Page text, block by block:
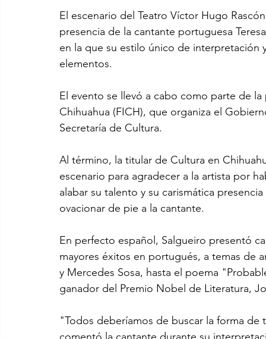
El escenario del Teatro Víctor Hugo
presencia de la cantante portuguesa
en la que su estilo único de
elementos.
El evento se llevó a cabo como parte de
Chihuahua (FICH), que organiza el
Secretaría de Cultura.
Al término, la titular de Cultura en
escenario para agradecer a la artista por
alabar su talento y su carismática
ovacionar de pie a la cantante.
En perfecto español, Salgueiro presentó
mayores éxitos en portugués, a temas de
y Mercedes Sosa, hasta el poema
ganador del Premio Nobel de Literatura,
"Todos deberíamos de buscar la forma